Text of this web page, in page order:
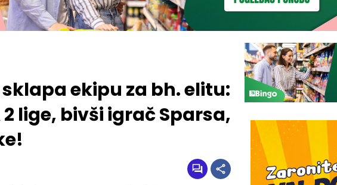
ekipu za bh. elitu:
lige, bivši igrač Sparsa,